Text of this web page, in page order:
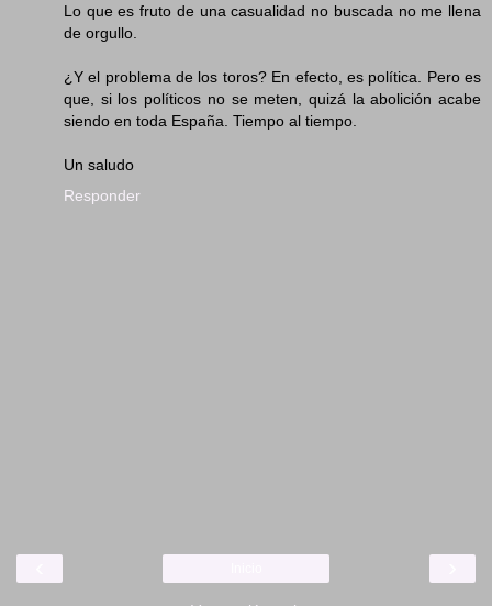
Lo que es fruto de una casualidad no buscada no me llena
de orgullo.
¿Y el problema de los toros? En efecto, es política. Pero es
que, si los políticos no se meten, quizá la abolición acabe
siendo en toda España. Tiempo al tiempo.
Un saludo
Responder